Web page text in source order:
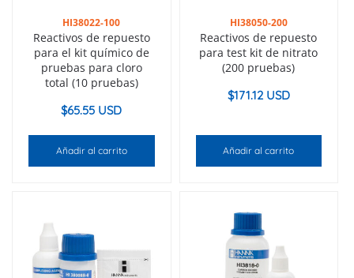
HI38022-100
Reactivos de repuesto
para el kit químico de
pruebas para cloro
total (10 pruebas)
$65.55 USD
Añadir al carrito
HI38050-200
Reactivos de repuesto
para test kit de nitrato
(200 pruebas)
$171.12 USD
Añadir al carrito